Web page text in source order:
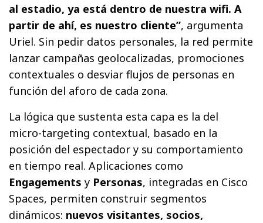
al estadio, ya está dentro de nuestra wifi. A
partir de ahí, es nuestro cliente”, argumenta
Uriel. Sin pedir datos personales, la red permite
lanzar campañas geolocalizadas, promociones
contextuales o desviar flujos de personas en
función del aforo de cada zona.
La lógica que sustenta esta capa es la del
micro-targeting contextual, basado en la
posición del espectador y su comportamiento
en tiempo real. Aplicaciones como
Engagements y Personas, integradas en Cisco
Spaces, permiten construir segmentos
dinámicos: nuevos visitantes, socios,